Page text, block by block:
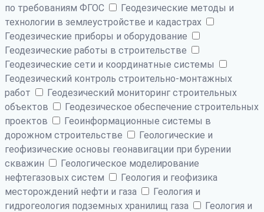
по требованиям ФГОС
Геодезические методы и
технологии в землеустройстве и кадастрах
Геодезические приборы и оборудование
Геодезические работы в строительстве
Геодезические сети и координатные системы
Геодезический контроль строительно-монтажных
работ
Геодезический мониторинг строительных
объектов
Геодезическое обеспечение строительных
проектов
Геоинформационные системы в
дорожном строительстве
Геологические и
геофизические основы геонавигации при бурении
скважин
Геологическое моделирование
нефтегазовых систем
Геология и геофизика
месторождений нефти и газа
Геология и
гидрогеология подземных хранилищ газа
Геология и